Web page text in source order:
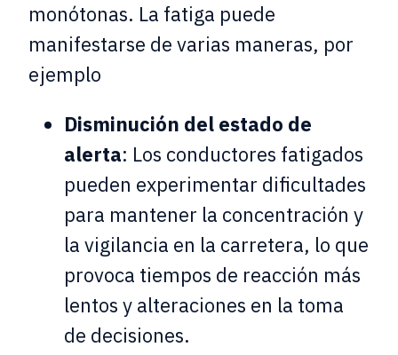
monótonas. La fatiga puede
manifestarse de varias maneras, por
ejemplo
Disminución del estado de
alerta: Los conductores fatigados
pueden experimentar dificultades
para mantener la concentración y
la vigilancia en la carretera, lo que
provoca tiempos de reacción más
lentos y alteraciones en la toma
de decisiones.